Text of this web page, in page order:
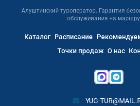
Алуштинский туроператор. Гарантия
обслуживания на
Каталог Расписание
Точки продаж О нас
YUG-